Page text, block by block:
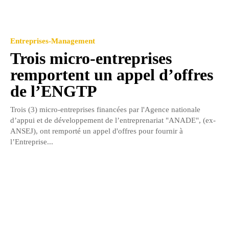
Entreprises-Management
Trois micro-entreprises
remportent un appel d’offres
de l’ENGTP
Trois (3) micro-entreprises financées par l'Agence nationale
d’appui et de développement de l’entreprenariat "ANADE", (ex-
ANSEJ), ont remporté un appel d'offres pour fournir à
l’Entreprise...